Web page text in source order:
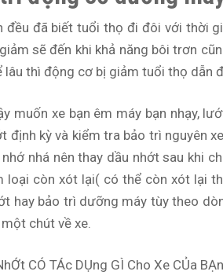
đều đã biết tuổi thọ đi đôi với thời
sẽ đến khi khả năng bôi trơn
lâu thì động cơ bị giảm tuổi thọ dẫn
muốn xe bạn êm máy bạn nhạy,
định kỳ và kiểm tra bảo trì nguyên
nhớ nhá nên thay dầu nhớt sau khi
loại còn xót lại( có thể còn xót lại
hay bảo trì dưỡng máy tùy theo
chút về xe.